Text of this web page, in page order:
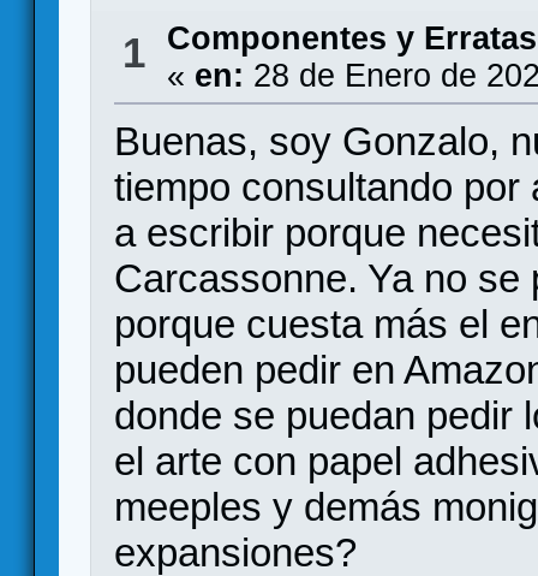
1 Componentes y Erratas
« en: 28 de Enero de
Buenas, soy Gonzalo,
tiempo consultando
a escribir porque
Carcassonne. Ya no se
porque cuesta más el
pueden pedir en
donde se puedan pedir
el arte con papel
meeples y demás
expansiones?